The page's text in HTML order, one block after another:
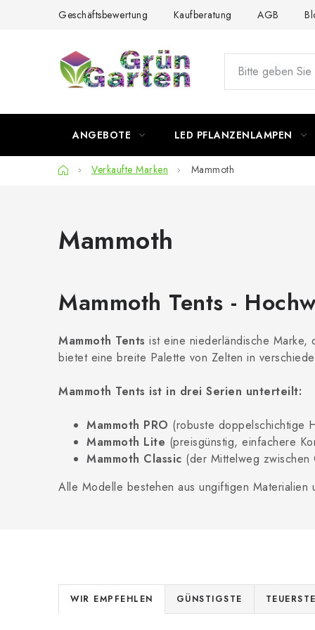
Geschäftsbewertung Kaufberatung AGB
ANGEBOTE LED PFLANZENLAMPEN
StartseiteVerkaufte Marken Mammoth
Mammoth
Mammoth Tents -
Mammoth Tents ist eine niederländische Marke,
bietet eine breite Palette von Zelten in
Mammoth Tents ist in drei Serien unterteilt:
Mammoth PRO (robuste doppelschichtige
Mammoth Lite (preisgünstig, einfachere
Mammoth Classic (der Mittelweg zwischen
Alle Modelle bestehen aus ungiftigen
PWIR EMPFEHLEN GÜNSTIGSTE TEUERSTE